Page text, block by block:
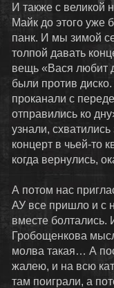
И также с великой
Майк до этого уже
панк. И мы зимой
толпой давать
вещь «Вася любит
были против
проканали с
отправились ко
узнали,
концерт в чьей-то
когда вернулись,
А потом нас
АУ все пришло и с
вместе болтались.
Гробощенкова
молва такая… А
жалею, и на всю
там поиграли, а